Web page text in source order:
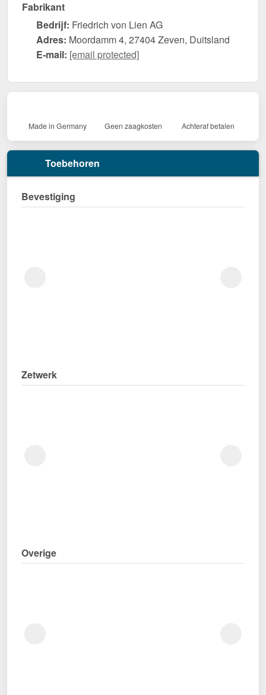
Fabrikant
Bedrijf: Friedrich von Lien AG
Adres: Moordamm 4, 27404 Zeven, Duitsland
E-mail: [email protected]
Made in Germany Geen zaagkosten Achteraf betalen
Toebehoren
Bevestiging
Zetwerk
Overige